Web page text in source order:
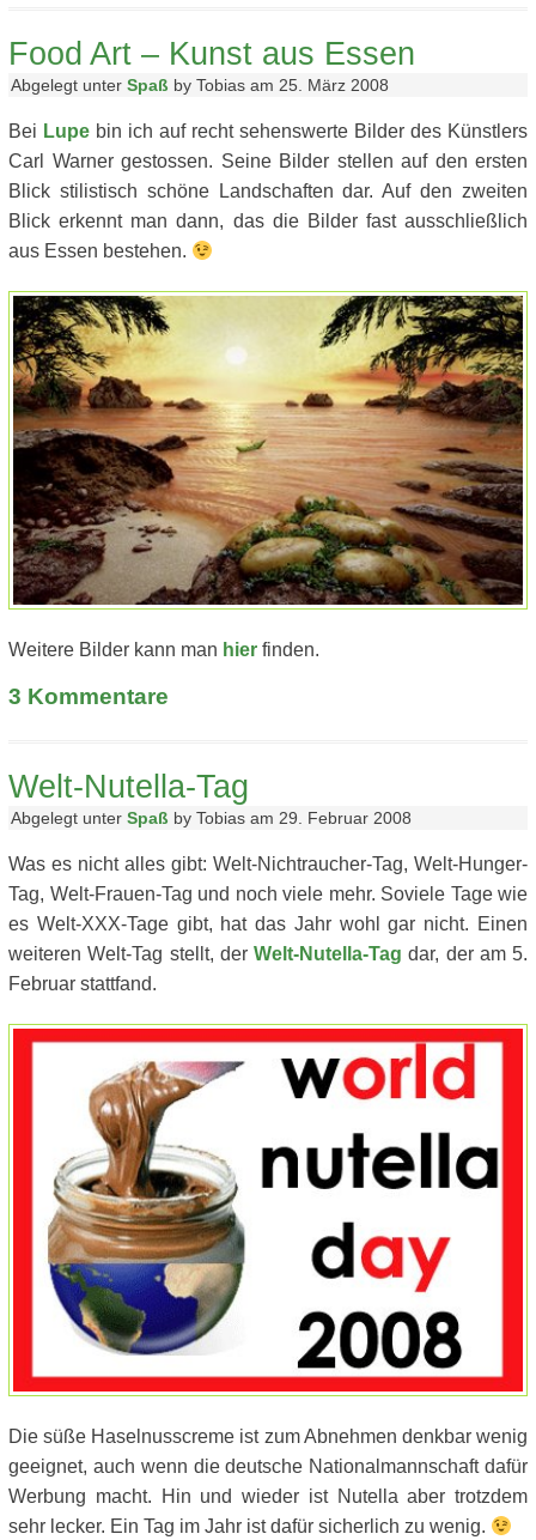
Food Art – Kunst aus Essen
Abgelegt unter Spaß by Tobias am 25. März 2008
Bei Lupe bin ich auf recht sehenswerte Bilder des Künstlers
Carl Warner gestossen. Seine Bilder stellen auf den ersten
Blick stilistisch schöne Landschaften dar. Auf den zweiten
Blick erkennt man dann, das die Bilder fast ausschließlich
aus Essen bestehen.
Weitere Bilder kann man hier finden.
3 Kommentare
Welt-Nutella-Tag
Abgelegt unter Spaß by Tobias am 29. Februar 2008
Was es nicht alles gibt: Welt-Nichtraucher-Tag, Welt-Hunger-
Tag, Welt-Frauen-Tag und noch viele mehr. Soviele Tage wie
es Welt-XXX-Tage gibt, hat das Jahr wohl gar nicht. Einen
weiteren Welt-Tag stellt, der Welt-Nutella-Tag dar, der am 5.
Februar stattfand.
Die süße Haselnusscreme ist zum Abnehmen denkbar wenig
geeignet, auch wenn die deutsche Nationalmannschaft dafür
Werbung macht. Hin und wieder ist Nutella aber trotzdem
sehr lecker. Ein Tag im Jahr ist dafür sicherlich zu wenig.